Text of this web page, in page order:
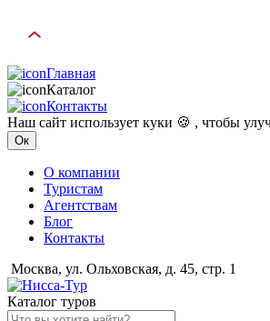
Главная
Каталог
Контакты
Наш сайт использует куки 🍪 , чтобы
Ок
О компании
Туристам
Агентствам
Блог
Контакты
Москва, ул. Ольховская, д. 45, стр. 1
Каталог туров